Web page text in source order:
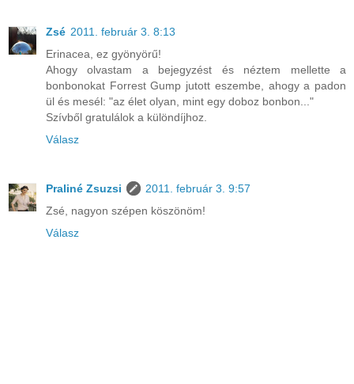
Zsé 2011. február 3. 8:13
Erinacea, ez gyönyörű!
Ahogy olvastam a bejegyzést és néztem mellette a
bonbonokat Forrest Gump jutott eszembe, ahogy a padon
ül és mesél: "az élet olyan, mint egy doboz bonbon..."
Szívből gratulálok a különdíjhoz.
Válasz
Praliné Zsuzsi
2011. február 3. 9:57
Zsé, nagyon szépen köszönöm!
Válasz